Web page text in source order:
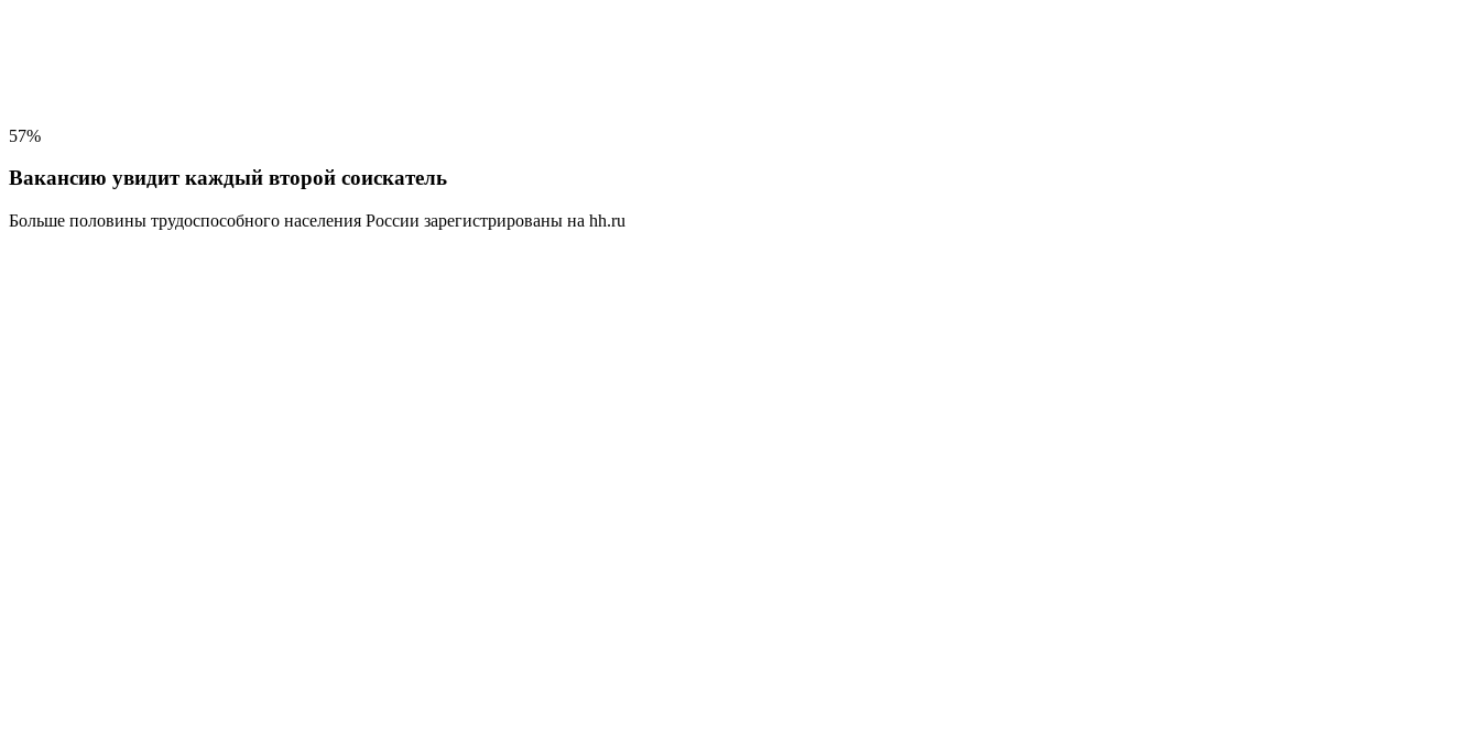
57%
Вакансию увидит каждый второй соискатель
Больше половины трудоспособного населения России зарегистрированы на hh.ru